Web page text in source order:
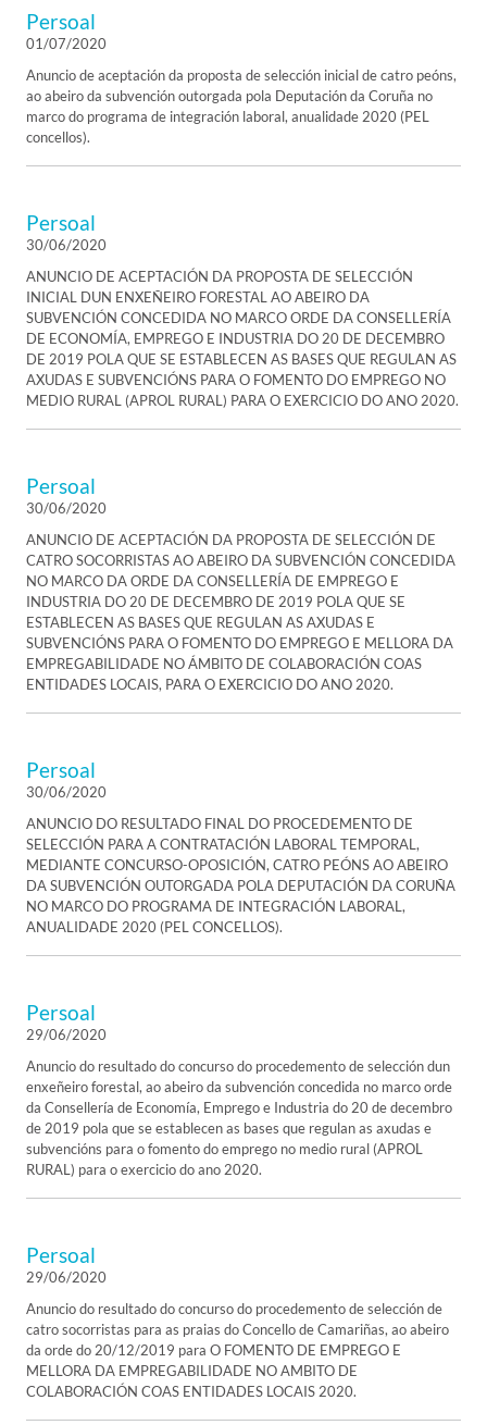
Persoal
01/07/2020
Anuncio de aceptación da proposta de selección inicial de catro peóns,
ao abeiro da subvención outorgada pola Deputación da Coruña no
marco do programa de integración laboral, anualidade 2020 (PEL
concellos).
Persoal
30/06/2020
ANUNCIO DE ACEPTACIÓN DA PROPOSTA DE SELECCIÓN
INICIAL DUN ENXEÑEIRO FORESTAL AO ABEIRO DA
SUBVENCIÓN CONCEDIDA NO MARCO ORDE DA CONSELLERÍA
DE ECONOMÍA, EMPREGO E INDUSTRIA DO 20 DE DECEMBRO
DE 2019 POLA QUE SE ESTABLECEN AS BASES QUE REGULAN AS
AXUDAS E SUBVENCIÓNS PARA O FOMENTO DO EMPREGO NO
MEDIO RURAL (APROL RURAL) PARA O EXERCICIO DO ANO 2020.
Persoal
30/06/2020
ANUNCIO DE ACEPTACIÓN DA PROPOSTA DE SELECCIÓN DE
CATRO SOCORRISTAS AO ABEIRO DA SUBVENCIÓN CONCEDIDA
NO MARCO DA ORDE DA CONSELLERÍA DE EMPREGO E
INDUSTRIA DO 20 DE DECEMBRO DE 2019 POLA QUE SE
ESTABLECEN AS BASES QUE REGULAN AS AXUDAS E
SUBVENCIÓNS PARA O FOMENTO DO EMPREGO E MELLORA DA
EMPREGABILIDADE NO ÁMBITO DE COLABORACIÓN COAS
ENTIDADES LOCAIS, PARA O EXERCICIO DO ANO 2020.
Persoal
30/06/2020
ANUNCIO DO RESULTADO FINAL DO PROCEDEMENTO DE
SELECCIÓN PARA A CONTRATACIÓN LABORAL TEMPORAL,
MEDIANTE CONCURSO-OPOSICIÓN, CATRO PEÓNS AO ABEIRO
DA SUBVENCIÓN OUTORGADA POLA DEPUTACIÓN DA CORUÑA
NO MARCO DO PROGRAMA DE INTEGRACIÓN LABORAL,
ANUALIDADE 2020 (PEL CONCELLOS).
Persoal
29/06/2020
Anuncio do resultado do concurso do procedemento de selección dun
enxeñeiro forestal, ao abeiro da subvención concedida no marco orde
da Consellería de Economía, Emprego e Industria do 20 de decembro
de 2019 pola que se establecen as bases que regulan as axudas e
subvencións para o fomento do emprego no medio rural (APROL
RURAL) para o exercicio do ano 2020.
Persoal
29/06/2020
Anuncio do resultado do concurso do procedemento de selección de
catro socorristas para as praias do Concello de Camariñas, ao abeiro
da orde do 20/12/2019 para O FOMENTO DE EMPREGO E
MELLORA DA EMPREGABILIDADE NO AMBITO DE
COLABORACIÓN COAS ENTIDADES LOCAIS 2020.